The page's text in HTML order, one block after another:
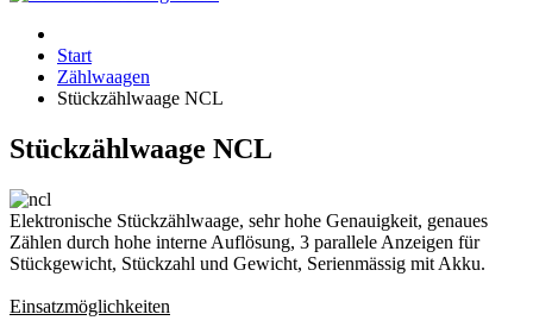
Start
Zählwaagen
Stückzählwaage NCL
Stückzählwaage NCL
Elektronische Stückzählwaage, sehr hohe Genauigkeit, genaues
Zählen durch hohe interne Auflösung, 3 parallele Anzeigen für
Stückgewicht, Stückzahl und Gewicht, Serienmässig mit Akku.
Einsatzmöglichkeiten